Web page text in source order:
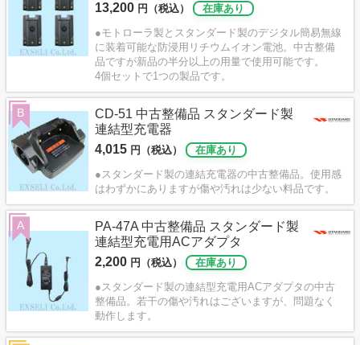
13,200 円（税込）
在庫あり
●モトローラ製とスタンダード製のデジタル簡易無線
に装着可能な防浸用リチウムイオン電池。中古整備
品ですが新品の半分以上の用量で使用可能です。
4個セットで1つの製品です。
CD-51 中古整備品 スタンダード製
連結型充電器
4,015 円（税込）
在庫あり
●スタンダード製の連結充電器の中古整備品。使用感
はわずかにありますが傷や汚れは少ない料品です。
B
PA-47A 中古整備品 スタンダード製
連結型充電用ACアダプタ
2,200 円（税込）
在庫あり
●スタンダード製の連結型充電用ACアダプタの中古
整備品。若干の傷や汚れはございますが、問題なく
動作します。
A